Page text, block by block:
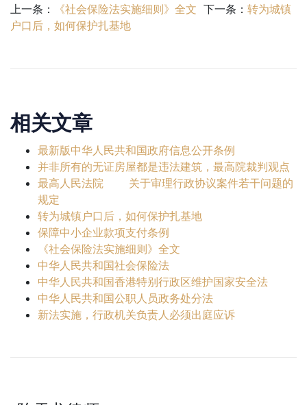
上一条：
《社会保险法实施细则》全文 下一条： 转为城镇
户口后，如何保护扎基地
相关文章
最新版中华人民共和国政府信息公开条例
并非所有的无证房屋都是违法建筑，最高院裁判观点
最高人民法院 关于审理行政协议案件若干问题的
规定
转为城镇户口后，如何保护扎基地
保障中小企业款项支付条例
《社会保险法实施细则》全文
中华人民共和国社会保险法
中华人民共和国香港特别行政区维护国家安全法
中华人民共和国公职人员政务处分法
新法实施，行政机关负责人必须出庭应诉